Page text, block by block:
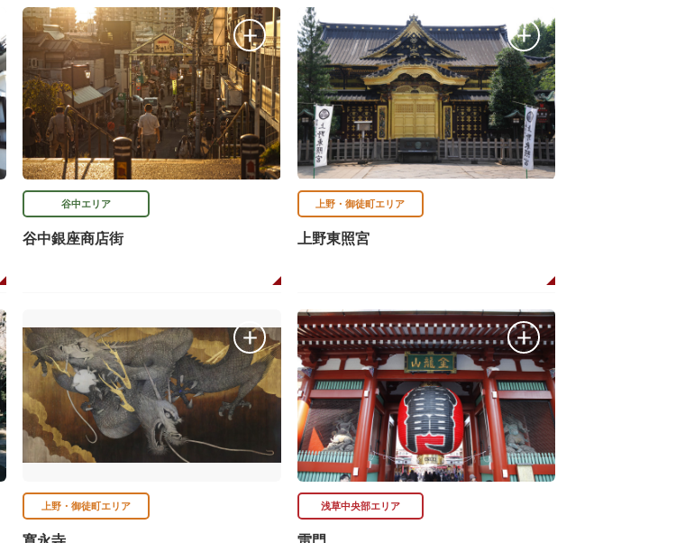
谷中エリア
谷中銀座商店街
上野・御徒町エリア
上野東照宮
上野・御徒町エリア 浅草中央部エリア